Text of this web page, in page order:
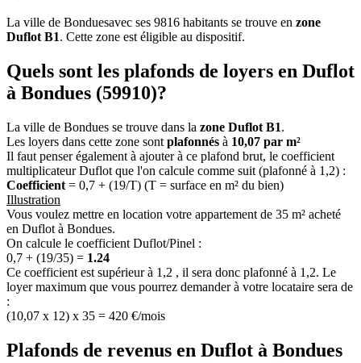
La ville de Bonduesavec ses 9816 habitants se trouve en zone
Duflot B1. Cette zone est éligible au dispositif.
Quels sont les plafonds de loyers en Duflot
à Bondues (59910)?
La ville de Bondues se trouve dans la zone Duflot B1.
Les loyers dans cette zone sont plafonnés à 10,07 par m²
Il faut penser également à ajouter à ce plafond brut, le coefficient
multiplicateur Duflot que l'on calcule comme suit (plafonné à 1,2) :
Coefficient = 0,7 + (19/T) (T = surface en m² du bien)
Illustration
Vous voulez mettre en location votre appartement de 35 m² acheté
en Duflot à Bondues.
On calcule le coefficient Duflot/Pinel :
0,7 + (19/35) = 1.24
Ce coefficient est supérieur à 1,2 , il sera donc plafonné à 1,2. Le
loyer maximum que vous pourrez demander à votre locataire sera de
:
(10,07 x 12) x 35 = 420 €/mois
Plafonds de revenus en Duflot à Bondues